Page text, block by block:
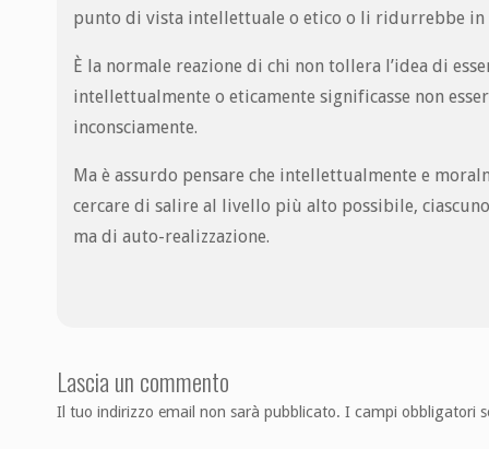
punto di vista intellettuale o etico o li ridurrebbe in
È la normale reazione di chi non tollera l’idea di
intellettualmente o eticamente significasse non
inconsciamente.
Ma è assurdo pensare che intellettualmente e
cercare di salire al livello più alto possibile,
ma di auto-realizzazione.
Lascia un commento
Il tuo indirizzo email non sarà pubblicato. I campi obbligatori